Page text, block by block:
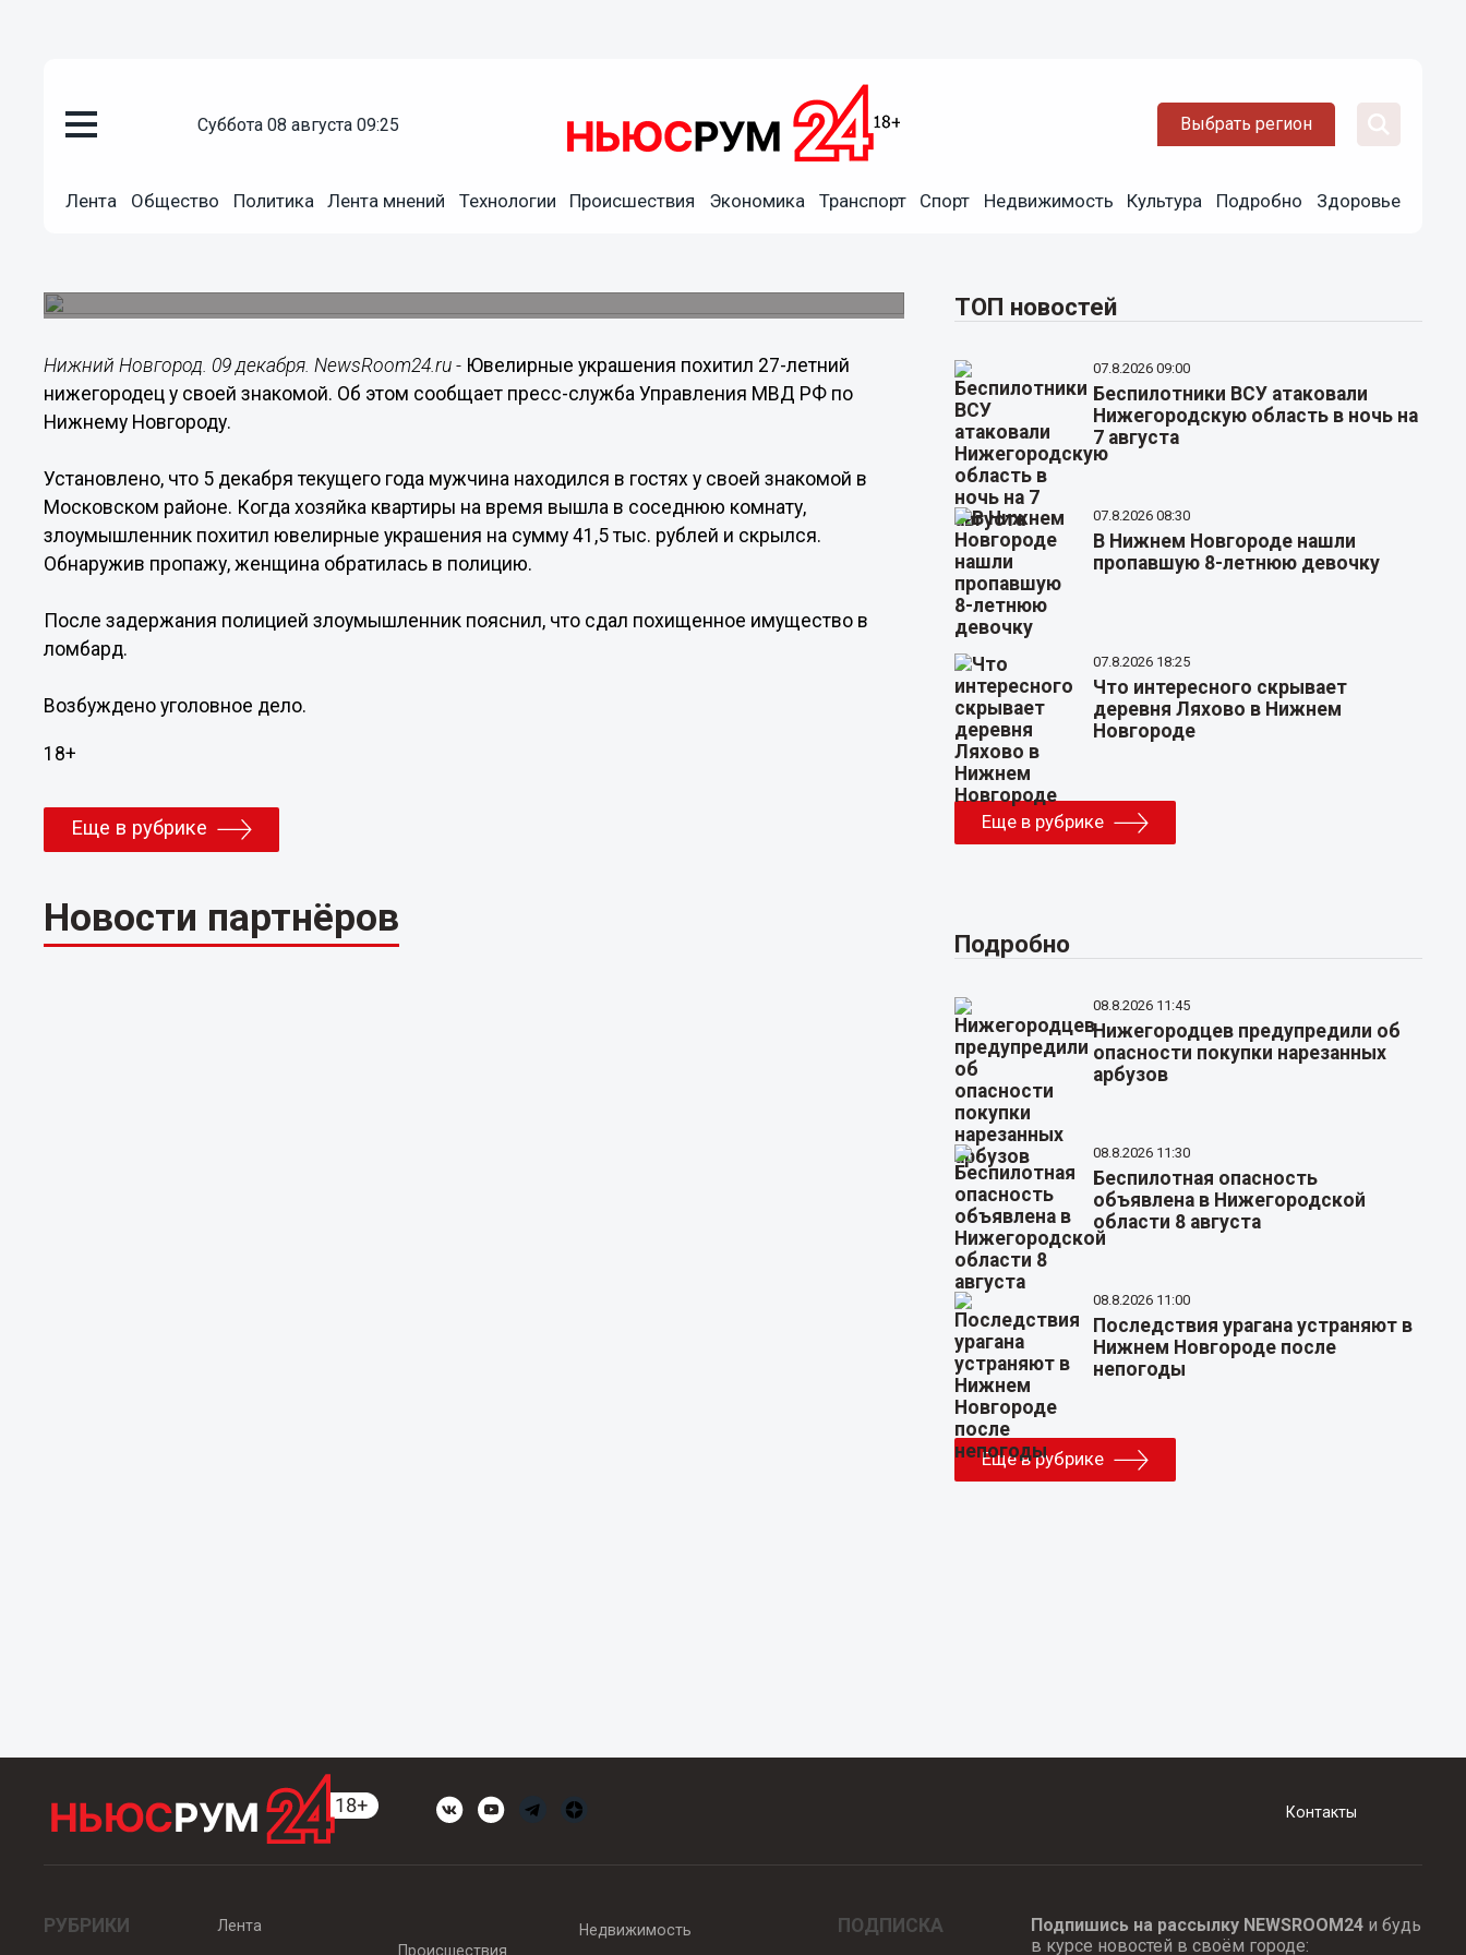
суббота 08 августа 09:25 Выбрать регион
Лента Общество Политика Лента мнений Технологии Происшествия Экономика Транспорт Спорт Недвижимость Культура Подробно Здоровье
Ювелирные украшения похитил 27-летний нижегородец у
Нижний Новгород. 09 декабря. NewsRoom24.ru - Ювелирные украшения похитил 27-летний
нижегородец у своей знакомой. Об этом сообщает пресс-служба Управления МВД РФ по
Нижнему Новгороду.
Установлено, что 5 декабря текущего года мужчина находился в гостях у своей знакомой в
Московском районе. Когда хозяйка квартиры на время вышла в соседнюю комнату,
злоумышленник похитил ювелирные украшения на сумму 41,5 тыс. рублей и скрылся.
Обнаружив пропажу, женщина обратилась в полицию.
После задержания полицией злоумышленник пояснил, что сдал похищенное имущество в
ломбард.
Возбуждено уголовное дело.
18+
Еще в рубрике
Новости партнёров
ТОП новостей
07.8.2026 09:00
Беспилотники ВСУ атаковали
Нижегородскую область в ночь на
7 августа
07.8.2026 08:30
В Нижнем Новгороде нашли
пропавшую 8-летнюю девочку
07.8.2026 18:25
Что интересного скрывает
деревня Ляхово в Нижнем
Новгороде
Еще в рубрике
Подробно
08.8.2026 11:45
Нижегородцев предупредили об
опасности покупки нарезанных
арбузов
08.8.2026 11:30
Беспилотная опасность
объявлена в Нижегородской
области 8 августа
08.8.2026 11:00
Последствия урагана устраняют в
Нижнем Новгороде после
непогоды
Еще в рубрике
Контакты
РУБРИКИ
Лента
Происшествия
Недвижимость ПОДПИСКА Подпишись на рассылку NEWSROOM24и будь
в курсе новостей в своём городе: